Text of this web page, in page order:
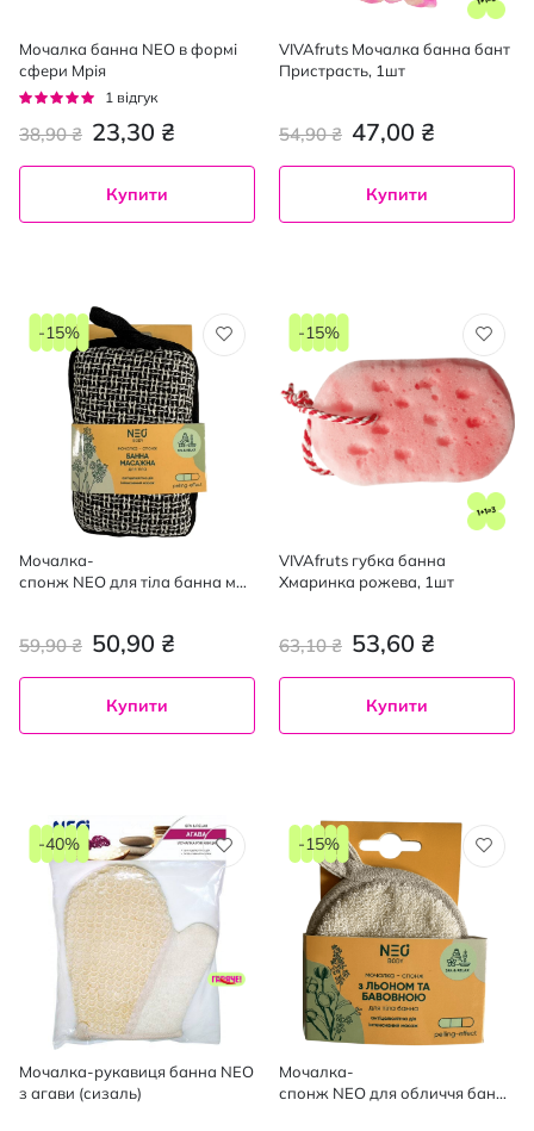
Мочалка банна NEO в формі
сфери Мрія
Рейтинг:
1 відгук
23,30 ₴
38,90 ₴
Купити
VIVAfruts Мочалка банна бант
Пристрасть, 1шт
47,00 ₴
54,90 ₴
Купити
Мочалка-
спонж NEO для тіла банна мас
50,90 ₴
59,90 ₴
-15%
Купити
VIVAfruts губка банна
Хмаринка рожева, 1шт
53,60 ₴
63,10 ₴
-15%
Купити
Мочалка-рукавиця банна NEO
з агави (сизаль)
-40%
Мочалка-
спонж NEO для обличчя банна
-15%